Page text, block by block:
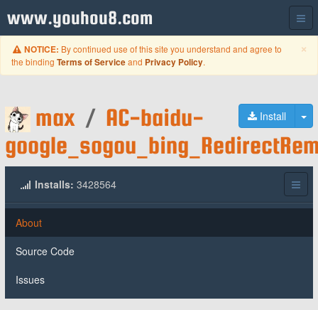
www.youhou8.com
×
NOTICE: By continued use of this site you understand and agree to
the binding Terms of Serviceand Privacy Policy.
Install
max / AC-baidu-
Installs: 3428564
About
Source Code
Issues